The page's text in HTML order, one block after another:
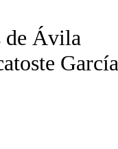
de Ávila
García